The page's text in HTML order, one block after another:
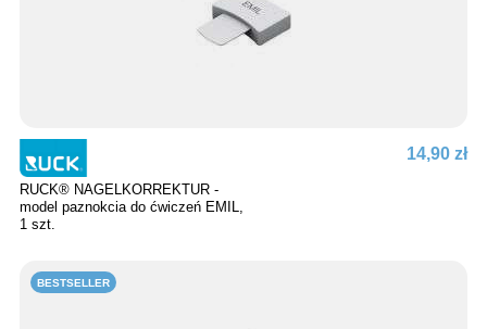
RUCK® NAGELKORREKTUR -
model paznokcia do ćwiczeń EMIL,
1 szt.
14,90 zł
BESTSELLER